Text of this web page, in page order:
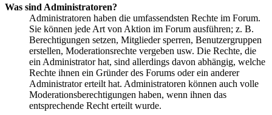
Was sind Administratoren?
Administratoren haben die umfassendsten Rechte im Forum.
Sie können jede Art von Aktion im Forum ausführen; z. B.
Berechtigungen setzen, Mitglieder sperren, Benutzergruppen
erstellen, Moderationsrechte vergeben usw. Die Rechte, die
ein Administrator hat, sind allerdings davon abhängig, welche
Rechte ihnen ein Gründer des Forums oder ein anderer
Administrator erteilt hat. Administratoren können auch volle
Moderationsberechtigungen haben, wenn ihnen das
entsprechende Recht erteilt wurde.